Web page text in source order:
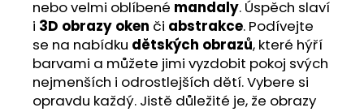
nebo velmi oblíbené mandaly. Úspěch slaví
i 3D obrazy oken či abstrakce. Podívejte
se na nabídku dětských obrazů, které hýří
barvami a můžete jimi vyzdobit pokoj svých
nejmenších i odrostlejších dětí. Vybere si
opravdu každý. Jistě důležité je, že obrazy